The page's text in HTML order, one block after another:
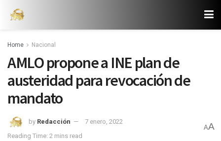
Home Nacional
AMLO propone a INE plan de
austeridad para revocación de
mandato
by Redacción
7 enero, 2022
Reading Time: 2 mins read
AA